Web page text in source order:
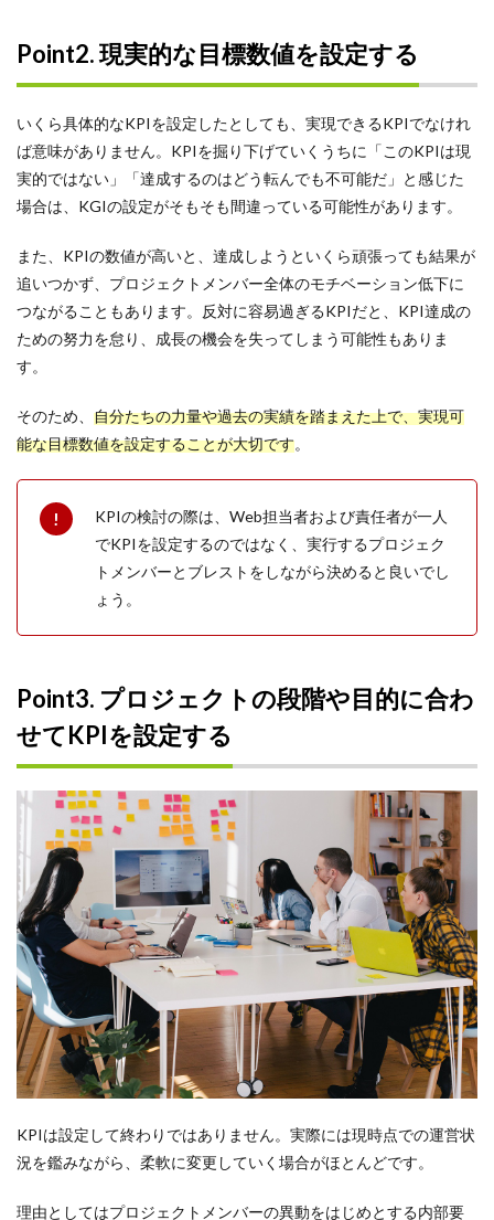
Point2. 現実的な目標数値を設定する
いくら具体的なKPIを設定したとしても、実現できるKPIでなけれ
ば意味がありません。KPIを掘り下げていくうちに「このKPIは現
実的ではない」「達成するのはどう転んでも不可能だ」と感じた
場合は、KGIの設定がそもそも間違っている可能性があります。
また、KPIの数値が高いと、達成しようといくら頑張っても結果が
追いつかず、プロジェクトメンバー全体のモチベーション低下に
つながることもあります。反対に容易過ぎるKPIだと、KPI達成の
ための努力を怠り、成長の機会を失ってしまう可能性もありま
す。
そのため、 自分たちの力量や過去の実績を踏まえた上で、実現可
能な目標数値を設定することが大切です。
KPIの検討の際は、Web担当者および責任者が一人
でKPIを設定するのではなく、実行するプロジェク
トメンバーとブレストをしながら決めると良いでし
ょう。
Point3. プロジェクトの段階や目的に合わ
せてKPIを設定する
KPIは設定して終わりではありません。実際には現時点での運営状
況を鑑みながら、柔軟に変更していく場合がほとんどです。
理由としてはプロジェクトメンバーの異動をはじめとする内部要
ミッション
ミスマッチ
まとめ
マインドセット
マーケティング
ポートフォリオ
ペルソナ
プロフィール
フレームワーク
ダイレクトリクルーティング
ブランディング
プラン
ビジョン
バリュー
ニューノーマル時代
デメリット
ツール
適性検査とは
検索